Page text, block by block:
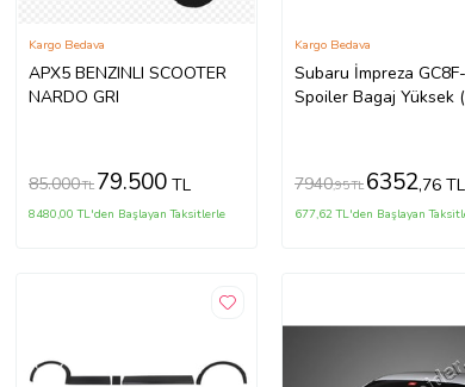
APX5 BENZINLI SCOOTER
NARDO GRI
Kargo Bedava
85.000TL 79.500TL
8480,00 TL'den Başlayan Taksitlerle
Subaru İmpreza
Spoiler Bagaj Yüksek
Kargo Bedava
7940,95 TL 6352,76 TL
677,62 TL'den Başlayan